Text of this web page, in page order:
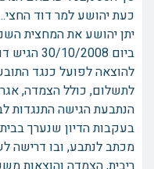
יתן יהושע את המחצית
ביום 30/
להוצאה לפועל כנגד
לתשלום, כולל הצמדה, אגרות
הנתבעת הגישה התנגדות
מכתב לנתבע, ובו דרישה